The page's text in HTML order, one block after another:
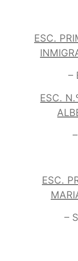
ESC.
–
ESC.
–
–
ESC.
–